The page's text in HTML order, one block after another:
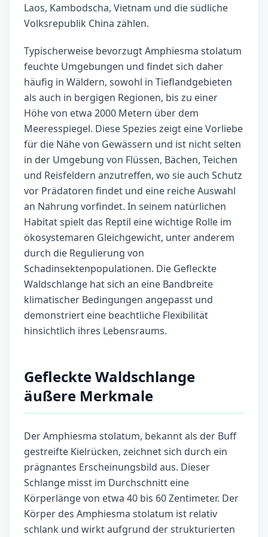
Laos, Kambodscha, Vietnam und die südliche
Volksrepublik China zählen.
Typischerweise bevorzugt Amphiesma stolatum
feuchte Umgebungen und findet sich daher
häufig in Wäldern, sowohl in Tieflandgebieten
als auch in bergigen Regionen, bis zu einer
Höhe von etwa 2000 Metern über dem
Meeresspiegel. Diese Spezies zeigt eine Vorliebe
für die Nähe von Gewässern und ist nicht selten
in der Umgebung von Flüssen, Bächen, Teichen
und Reisfeldern anzutreffen, wo sie auch Schutz
vor Prädatoren findet und eine reiche Auswahl
an Nahrung vorfindet. In seinem natürlichen
Habitat spielt das Reptil eine wichtige Rolle im
ökosystemaren Gleichgewicht, unter anderem
durch die Regulierung von
Schadinsektenpopulationen. Die Gefleckte
Waldschlange hat sich an eine Bandbreite
klimatischer Bedingungen angepasst und
demonstriert eine beachtliche Flexibilität
hinsichtlich ihres Lebensraums.
Gefleckte Waldschlange
äußere Merkmale
Der Amphiesma stolatum, bekannt als der Buff
gestreifte Kielrücken, zeichnet sich durch ein
prägnantes Erscheinungsbild aus. Dieser
Schlange misst im Durchschnitt eine
Körperlänge von etwa 40 bis 60 Zentimeter. Der
Körper des Amphiesma stolatum ist relativ
schlank und wirkt aufgrund der strukturierten